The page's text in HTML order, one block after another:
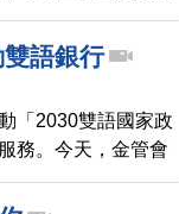
語銀行
「2030雙語國家政
務。今天，金管會
業銀行、和臺灣銀
了多語種服務，許